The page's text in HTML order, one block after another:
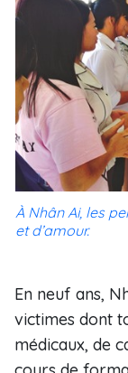
À Nhân Ai, les
et d’amour.
En neuf ans,
victimes dont
médicaux, de